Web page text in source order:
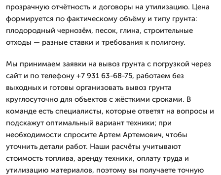
прозрачную отчётность и договоры на утилизацию. Цена
формируется по фактическому объёму и типу грунта:
плодородный чернозём, песок, глина, строительные
отходы — разные ставки и требования к полигону.
Мы принимаем заявки на вывоз грунта с погрузкой через
сайт и по телефону +7 931 63-68-75, работаем без
выходных и готовы организовать вывоз грунта
круглосуточно для объектов с жёсткими сроками. В
команде есть специалисты, которые ответят на вопросы и
подскажут оптимальный вариант техники; при
необходимости спросите Артем Артемович, чтобы
уточнить детали работ. Наши расчёты учитывают
стоимость топлива, аренду техники, оплату труда и
утилизацию материалов, поэтому вы получаете точную